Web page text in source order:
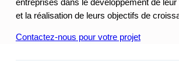
entreprises dans le développement de leur
et la réalisation de leurs objectifs de
Contactez-nous pour votre projet